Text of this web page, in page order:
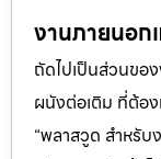
งานภายนอก
ถัดไปเป็นส่วนขอ
ผนังต่อเติม ที่ต้อ
“พลาสวูด สำหรับ